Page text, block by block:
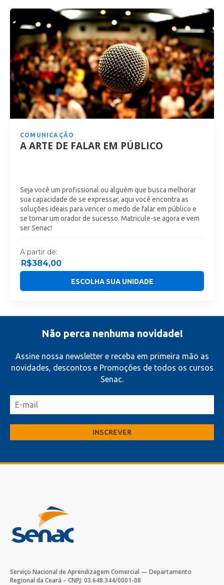
COMUNICAÇÃO
A ARTE DE FALAR EM PÚBLICO
Seja você um profissional ou alguém que busca melhorar
sua capacidade de se expressar, aqui você encontra as
soluções ideais para vencer o medo de falar em público e
se tornar um orador de sucesso. Matricule-se agora e vem
ser Senac!
A partir de:
R$384,00
ESCOLHA SUA UNIDADE
Não perca nenhuma novidade!
Assine nossa newsletter e receba em primeira mão as
novidades, descontos e Promoções de todos os cursos
Senac.
Serviço Nacional de Aprendizagem Comercial — Departamento
Regional da Ceará – CNPJ: 03.648.344/0001-08